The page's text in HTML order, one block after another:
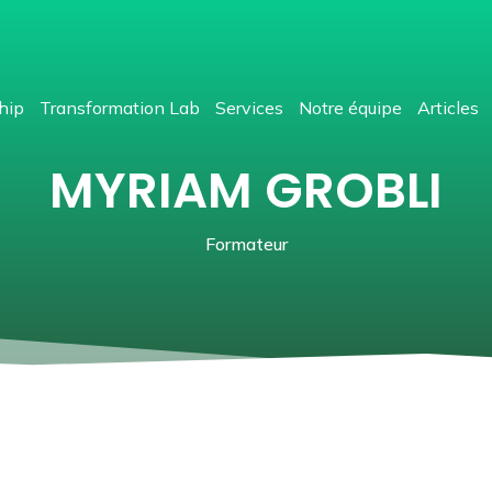
Transformation Lab Services Notre équipe Articles
MYRIAM GROBLI
Formateur